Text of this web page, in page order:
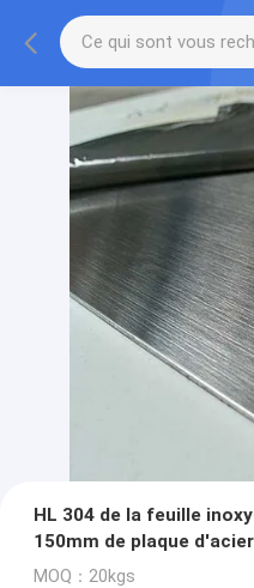
HL 304 de la feuille
150mm de plaque
MOQ：20kgs